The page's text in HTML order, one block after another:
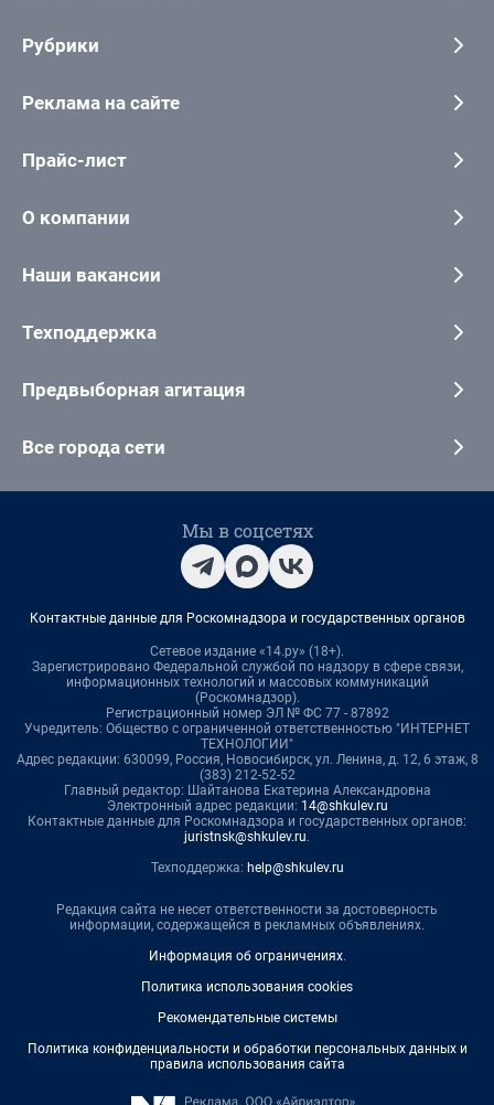
Рубрики
Реклама на сайте
Прайс-лист
О компании
Наши вакансии
Техподдержка
Предвыборная агитация
Все города сети
Мы в соцсетях
Контактные данные для Роскомнадзора и государственных органов
Сетевое издание «14.ру» (18+).
Зарегистрировано Федеральной службой по надзору в сфере связи,
информационных технологий и массовых коммуникаций
(Роскомнадзор).
Регистрационный номер ЭЛ № ФС 77 - 87892
Учредитель: Общество с ограниченной ответственностью "ИНТЕРНЕТ
ТЕХНОЛОГИИ"
Адрес редакции: 630099, Россия, Новосибирск, ул. Ленина, д. 12, 6 этаж, 8
(383) 212-52-52
Главный редактор: Шайтанова Екатерина Александровна
Электронный адрес редакции: 14@shkulev.ru
Контактные данные для Роскомнадзора и государственных органов:
juristnsk@shkulev.ru.
Техподдержка: help@shkulev.ru
Редакция сайта не несет ответственности за достоверность
информации, содержащейся в рекламных объявлениях.
Информация об ограничениях.
Политика использования cookies
Рекомендательные системы
Политика конфиденциальности и обработки персональных данных и
правила использования сайта